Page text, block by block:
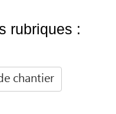
rubriques :
chantier